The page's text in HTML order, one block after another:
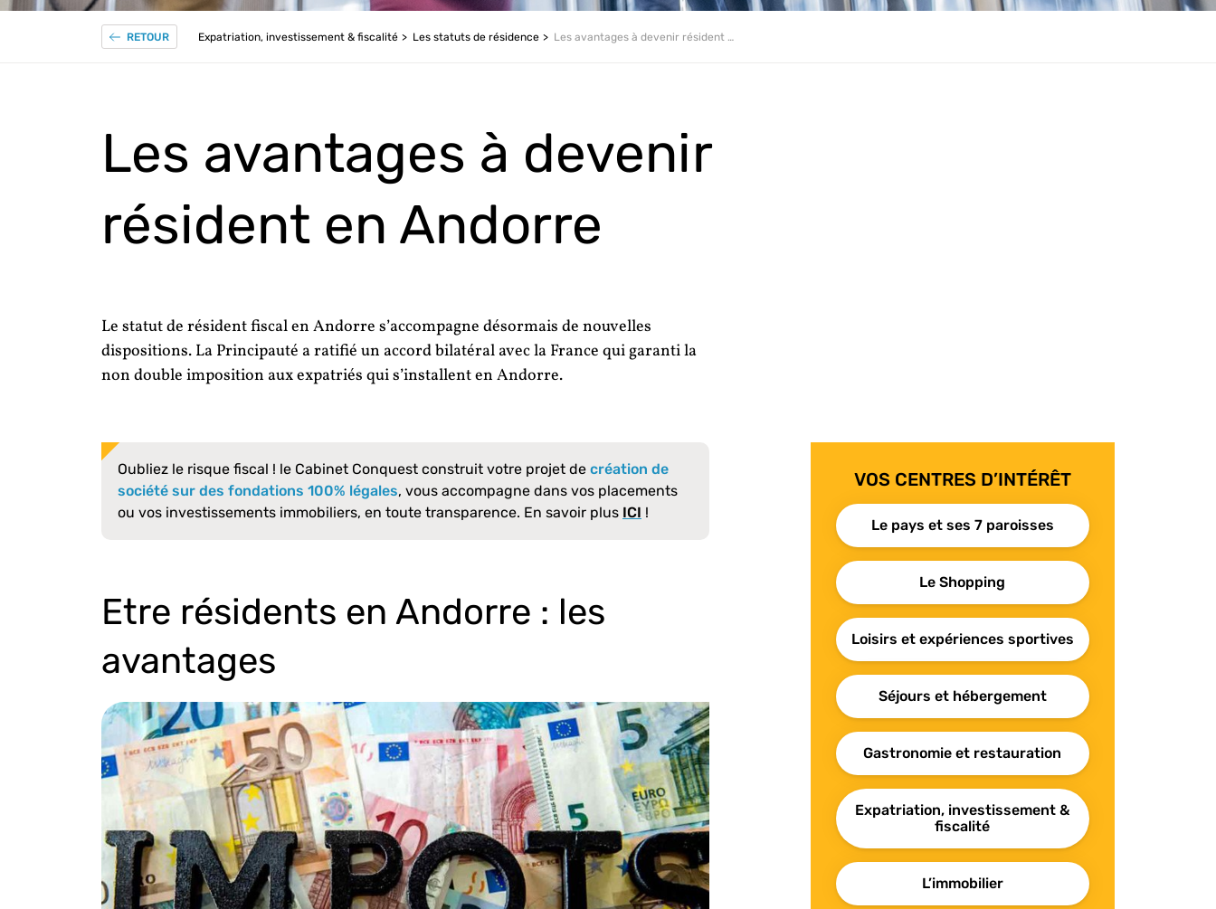
RETOUR Expatriation, investissement & fiscalité Les statuts de résidence Les avantages à devenir résident en Andorre
Les avantages à devenir
résident en Andorre
Le statut de résident fiscal en Andorre s’accompagne désormais de nouvelles
dispositions. La Principauté a ratifié un accord bilatéral avec la France qui garanti la
non double imposition aux expatriés qui s’installent en Andorre.
Oubliez le risque fiscal ! le Cabinet Conquest construit votre projet de création de
société sur des fondations 100% légales, vous accompagne dans vos placements
ou vos investissements immobiliers, en toute transparence. En savoir plus ICI !
Etre résidents en Andorre : les
avantages
VOS CENTRES D’INTÉRÊT
Le pays et ses 7 paroisses
Le Shopping
Loisirs et expériences sportives
Séjours et hébergement
Gastronomie et restauration
Expatriation, investissement &
fiscalité
L’immobilier